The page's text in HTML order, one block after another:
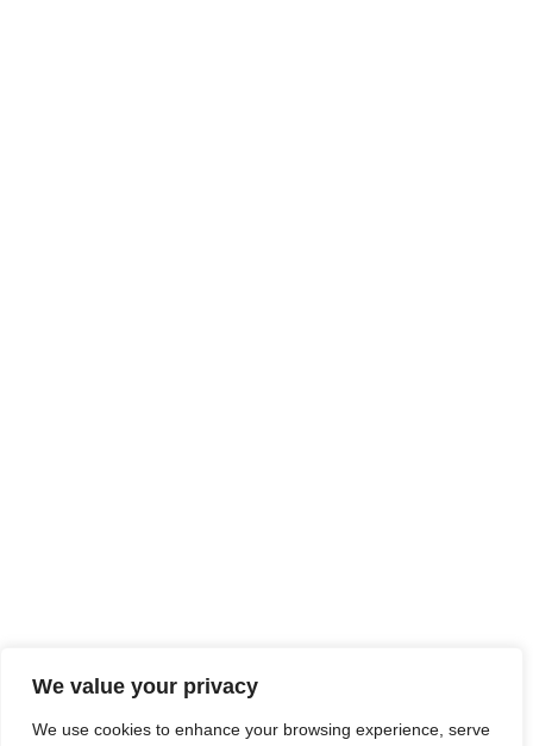
We value your privacy
We use cookies to enhance your browsing experience, serve